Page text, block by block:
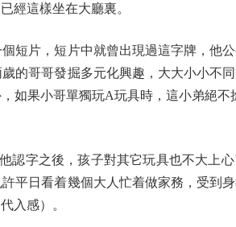
經這樣坐在大廳裏。
片，短片中就曾出現過這字牌，他
的哥哥發掘多元化興趣，大大小小不
如果小哥單獨玩A玩具時，這小弟絕
字之後，孩子對其它玩具也不大上
平日看着幾個大人忙着做家務，受到
入感）。